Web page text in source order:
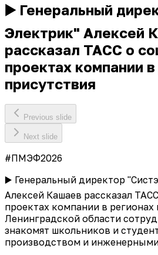
▶️ Генеральный
Электрик" Алексей
рассказал ТАСС о
проектах компании
присутствия
Previous slide
Next slide
#ПМЭФ2026
▶️ Генеральный директор
Алексей Кашаев рассказал
проектах компании в регионах
Ленинградской области
знакомят школьников и
производством и